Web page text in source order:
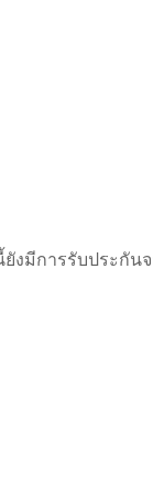
งมีการรับประกัน